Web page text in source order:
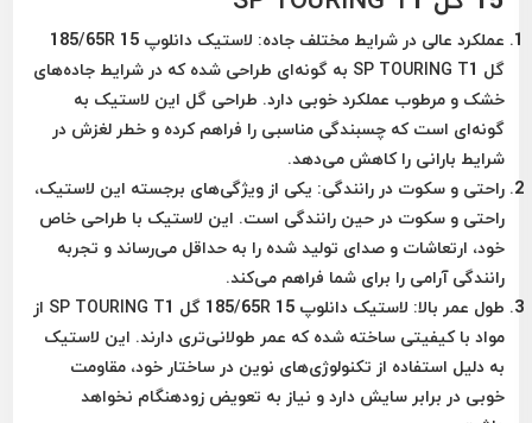
عملکرد عالی در شرایط مختلف جاده:
لاستیک دانلوپ 185/65R 15
گل SP TOURING T1 به گونه‌ای طراحی شده که در شرایط جاده‌های
خشک و مرطوب عملکرد خوبی دارد. طراحی گل این لاستیک به
گونه‌ای است که چسبندگی مناسبی را فراهم کرده و خطر لغزش در
شرایط بارانی را کاهش می‌دهد.
راحتی و سکوت در رانندگی: یکی از ویژگی‌های برجسته این لاستیک،
راحتی و سکوت در حین رانندگی است. این لاستیک با طراحی خاص
خود، ارتعاشات و صدای تولید شده را به حداقل می‌رساند و تجربه
رانندگی آرامی را برای شما فراهم می‌کند.
طول عمر بالا:
لاستیک دانلوپ 185/65R 15 گل SP TOURING T1 از
مواد با کیفیتی ساخته شده که عمر طولانی‌تری دارند. این لاستیک
به دلیل استفاده از تکنولوژی‌های نوین در ساختار خود، مقاومت
خوبی در برابر سایش دارد و نیاز به تعویض زودهنگام نخواهد